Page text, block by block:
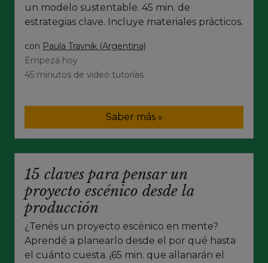
un modelo sustentable. 45 min. de
estrategias clave. Incluye materiales prácticos.
con Paula Travnik (Argentina)
Empezá hoy
45 minutos de video tutorías
Saber más »
15 claves para pensar un
proyecto escénico desde la
producción
¿Tenés un proyecto escénico en mente?
Aprendé a planearlo desde el por qué hasta
el cuánto cuesta. ¡65 min. que allanarán el